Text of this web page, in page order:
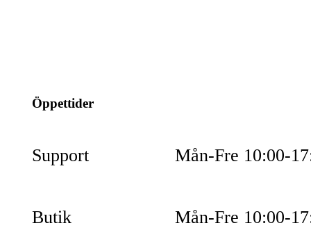
Öppettider
Support Mån-Fre 10:00-
Butik Mån-Fre 10:00-